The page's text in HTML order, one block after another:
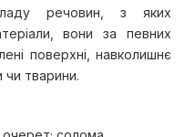
речовин, з яких
вони за певних
поверхні, навколишнє
тварини.